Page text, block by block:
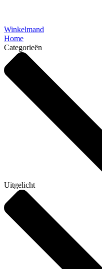
Winkelmand
Home
Categorieën
Uitgelicht